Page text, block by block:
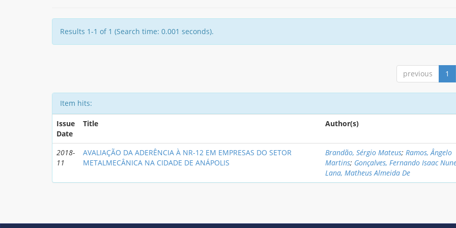
Results 1-1 of 1 (Search time: 0.001 seconds).
previous 1
Item hits:
Issue
Date
Title Author(s)
2018-
11
AVALIAÇÃO DA ADERÊNCIA À NR-12 EM EMPRESAS DO SETOR
METALMECÂNICA NA CIDADE DE ANÁPOLIS
Brandão, Sérgio Mateus;Ramos, Ângelo
Martins; Gonçalves, Fernando Isaac
Lana, Matheus Almeida De